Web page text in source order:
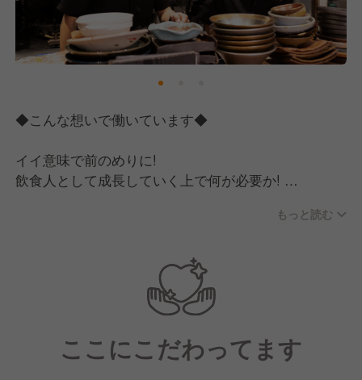
どうぞよろしくお願いいたします。
◆こんな想いで働いています◆
イイ意味で前のめりに!
飲食人として成長していく上で何が必要か!
より良いお店、よりお客様に喜んでいただく事を目指
より美味しい料理を追求すると、自然と食材の事、飲
食業の事に詳しくなります!
そこを突き詰めていく事で、1からお店を創り、繁盛
もっと読む
ここにこだわってます